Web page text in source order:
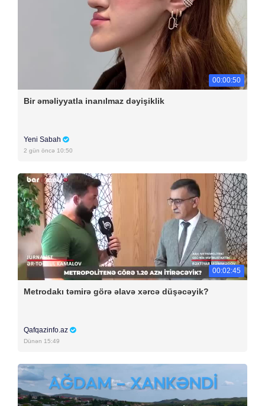
00:00:50
Bir əməliyyatla inanılmaz dəyişiklik
Yeni Sabah
2 gün öncə 10:50
00:02:45
Metrodakı təmirə görə əlavə xərcə düşəcəyik?
Qafqazinfo.az
Dünən 15:49